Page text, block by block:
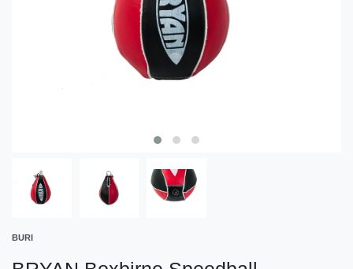
BURI